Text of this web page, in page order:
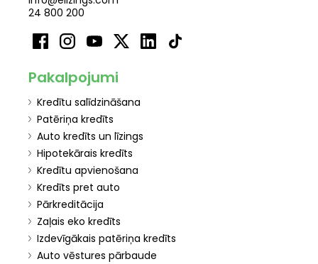
24 800 200
Pakalpojumi
Kredītu salīdzināšana
Patēriņa kredīts
Auto kredīts un līzings
Hipotekārais kredīts
Kredītu apvienošana
Kredīts pret auto
Pārkreditācija
Zaļais eko kredīts
Izdevīgākais patēriņa kredīts
Auto vēstures pārbaude